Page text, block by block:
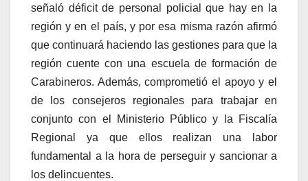
señaló déficit de personal policial que hay en la
región y en el país, y por esa misma razón afirmó
que continuará haciendo las gestiones para que la
región cuente con una escuela de formación de
Carabineros. Además, comprometió el apoyo y el
de los consejeros regionales para trabajar en
conjunto con el Ministerio Público y la Fiscalía
Regional ya que ellos realizan una labor
fundamental a la hora de perseguir y sancionar a
los delincuentes.